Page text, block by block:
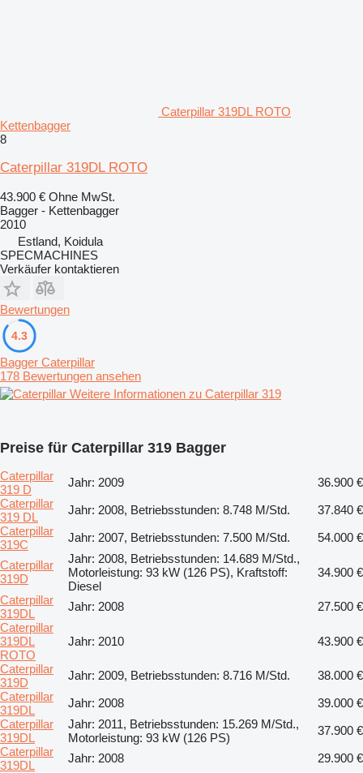
Caterpillar 319DL ROTO
Kettenbagger
8
Caterpillar 319DL ROTO
43.900 € Ohne MwSt.
Bagger - Kettenbagger
2010
Estland, Koidula
SPECMACHINES
Verkäufer kontaktieren
Bewertungen
4.3
Bagger Caterpillar
178 Bewertungen ansehen
Weitere Informationen zu Caterpillar 319
Preise für Caterpillar 319 Bagger
Caterpillar
319 D
Jahr: 2009
36.900 €
Caterpillar
319 DL
Jahr: 2008, Betriebsstunden: 8.748 M/Std.
37.840 €
Caterpillar
319C
Jahr: 2007, Betriebsstunden: 7.500 M/Std.
54.000 €
Caterpillar
319D
Jahr: 2008, Betriebsstunden: 14.689 M/Std.,
Motorleistung: 93 kW (126 PS), Kraftstoff:
Diesel
34.900 €
Caterpillar
319DL
Jahr: 2008
27.500 €
Caterpillar
319DL
ROTO
Jahr: 2010
43.900 €
Caterpillar
319D
Jahr: 2009, Betriebsstunden: 8.716 M/Std.
38.000 €
Caterpillar
319DL
Jahr: 2008
39.000 €
Caterpillar
319DL
Jahr: 2011, Betriebsstunden: 15.269 M/Std.,
Motorleistung: 93 kW (126 PS)
37.900 €
Caterpillar
319DL
Jahr: 2008 29.900 €